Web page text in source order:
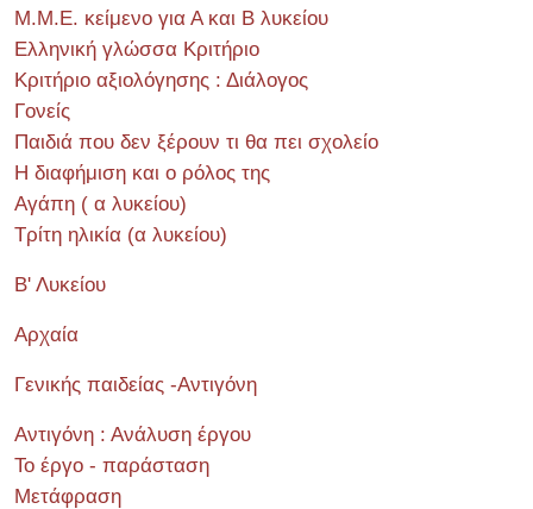
Μ.Μ.Ε. κείμενο για Α και Β λυκείου
Ελληνική γλώσσα Κριτήριο
Κριτήριο αξιολόγησης : Διάλογος
Γονείς
Παιδιά που δεν ξέρουν τι θα πει σχολείο
Η διαφήμιση και ο ρόλος της
Αγάπη ( α λυκείου)
Τρίτη ηλικία (α λυκείου)
Β' Λυκείου
Αρχαία
Γενικής παιδείας -Αντιγόνη
Αντιγόνη : Ανάλυση έργου
Το έργο - παράσταση
Μετάφραση